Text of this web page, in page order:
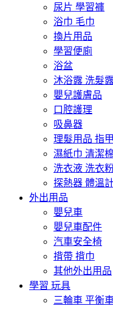
尿片 學習褲
浴巾 毛巾
換片用品
學習便廁
浴盆
沐浴露 洗髮
嬰兒護膚品
口腔護理
吸鼻器
理髮用品 指
濕紙巾 清潔
洗衣液 洗衣
探熱器 體溫
外出用品
嬰兒車
嬰兒車配件
汽車安全椅
揹帶 揹巾
其他外出用品
學習 玩具
三輪車 平衡